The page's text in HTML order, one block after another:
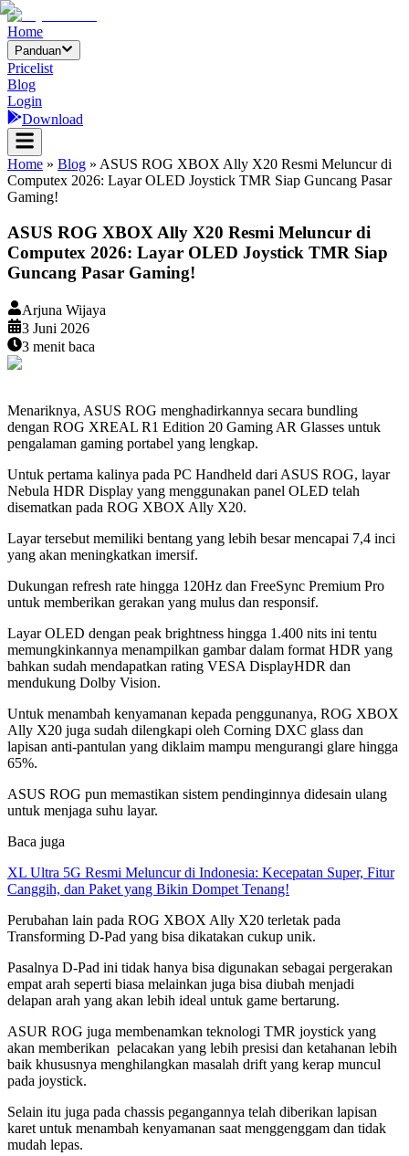
Home
Panduan
Pricelist
Blog
Login
Download
Home » Blog » ASUS ROG XBOX Ally X20 Resmi Meluncur di
Computex 2026: Layar OLED Joystick TMR Siap Guncang Pasar
Gaming!
ASUS ROG XBOX Ally X20 Resmi Meluncur di
Computex 2026: Layar OLED Joystick TMR Siap
Guncang Pasar Gaming!
Arjuna Wijaya
3 Juni 2026
3 menit baca
Menariknya, ASUS ROG menghadirkannya secara bundling
dengan ROG XREAL R1 Edition 20 Gaming AR Glasses untuk
pengalaman gaming portabel yang lengkap.
Untuk pertama kalinya pada PC Handheld dari ASUS ROG, layar
Nebula HDR Display yang menggunakan panel OLED telah
disematkan pada ROG XBOX Ally X20.
Layar tersebut memiliki bentang yang lebih besar mencapai 7,4 inci
yang akan meningkatkan imersif.
Dukungan refresh rate hingga 120Hz dan FreeSync Premium Pro
untuk memberikan gerakan yang mulus dan responsif.
Layar OLED dengan peak brightness hingga 1.400 nits ini tentu
memungkinkannya menampilkan gambar dalam format HDR yang
bahkan sudah mendapatkan rating VESA DisplayHDR dan
mendukung Dolby Vision.
Untuk menambah kenyamanan kepada penggunanya, ROG XBOX
Ally X20 juga sudah dilengkapi oleh Corning DXC glass dan
lapisan anti-pantulan yang diklaim mampu mengurangi glare hingga
65%.
ASUS ROG pun memastikan sistem pendinginnya didesain ulang
untuk menjaga suhu layar.
Baca juga
XL Ultra 5G Resmi Meluncur di Indonesia: Kecepatan Super, Fitur
Canggih, dan Paket yang Bikin Dompet Tenang!
Perubahan lain pada ROG XBOX Ally X20 terletak pada
Transforming D-Pad yang bisa dikatakan cukup unik.
Pasalnya D-Pad ini tidak hanya bisa digunakan sebagai pergerakan
empat arah seperti biasa melainkan juga bisa diubah menjadi
delapan arah yang akan lebih ideal untuk game bertarung.
ASUR ROG juga membenamkan teknologi TMR joystick yang
akan memberikan pelacakan yang lebih presisi dan ketahanan lebih
baik khususnya menghilangkan masalah drift yang kerap muncul
pada joystick.
Selain itu juga pada chassis pegangannya telah diberikan lapisan
karet untuk menambah kenyamanan saat menggenggam dan tidak
mudah lepas.